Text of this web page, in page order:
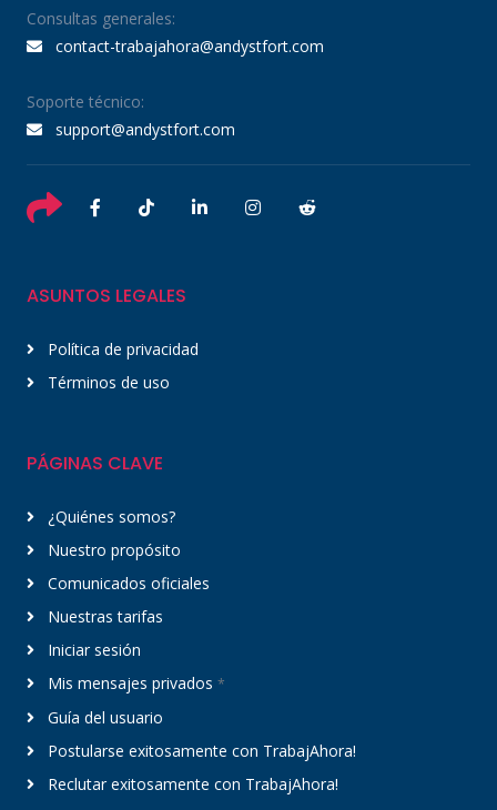
Consultas generales:
contact-trabajahora@andystfort.com
Soporte técnico:
support@andystfort.com
ASUNTOS LEGALES
Política de privacidad
Términos de uso
PÁGINAS CLAVE
¿Quiénes somos?
Nuestro propósito
Comunicados oficiales
Nuestras tarifas
Iniciar sesión
Mis mensajes privados *
Guía del usuario
Postularse exitosamente con TrabajAhora!
Reclutar exitosamente con TrabajAhora!